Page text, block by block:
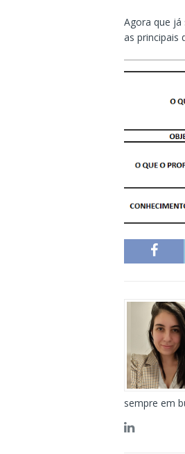
Agora que já
as principais
sempre em